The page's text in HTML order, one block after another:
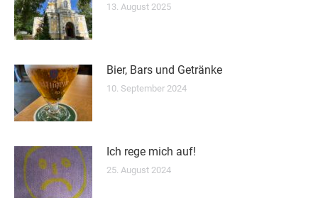
13. August 2025
Bier, Bars und Getränke
10. September 2024
Ich rege mich auf!
25. August 2024